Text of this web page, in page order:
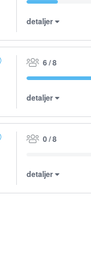
detaljer
6 / 8
detaljer
0 / 8
detaljer